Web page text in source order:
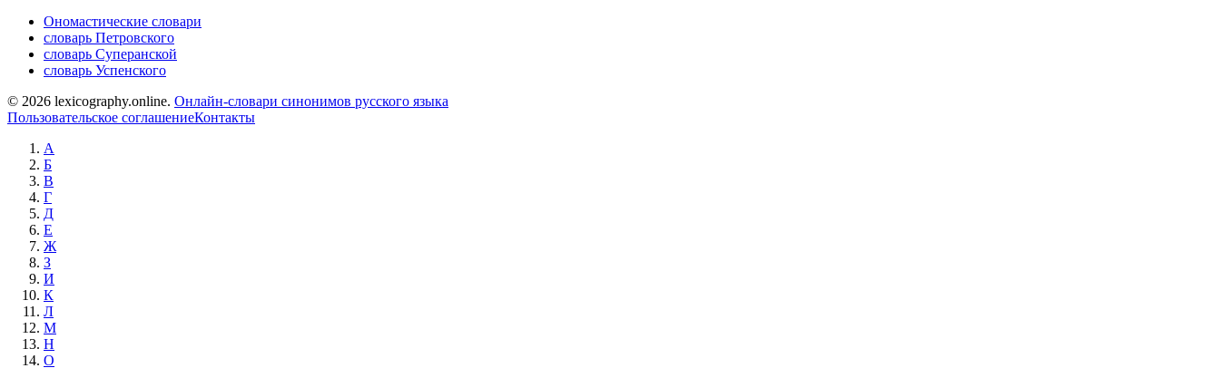
Ономастические словари
словарь Петровского
словарь Суперанской
словарь Успенского
© 2026 lexicography.online. Онлайн-словари синонимов русского языка
Пользовательское соглашениеКонтакты
А
Б
В
Г
Д
Е
Ж
З
И
К
Л
М
Н
О